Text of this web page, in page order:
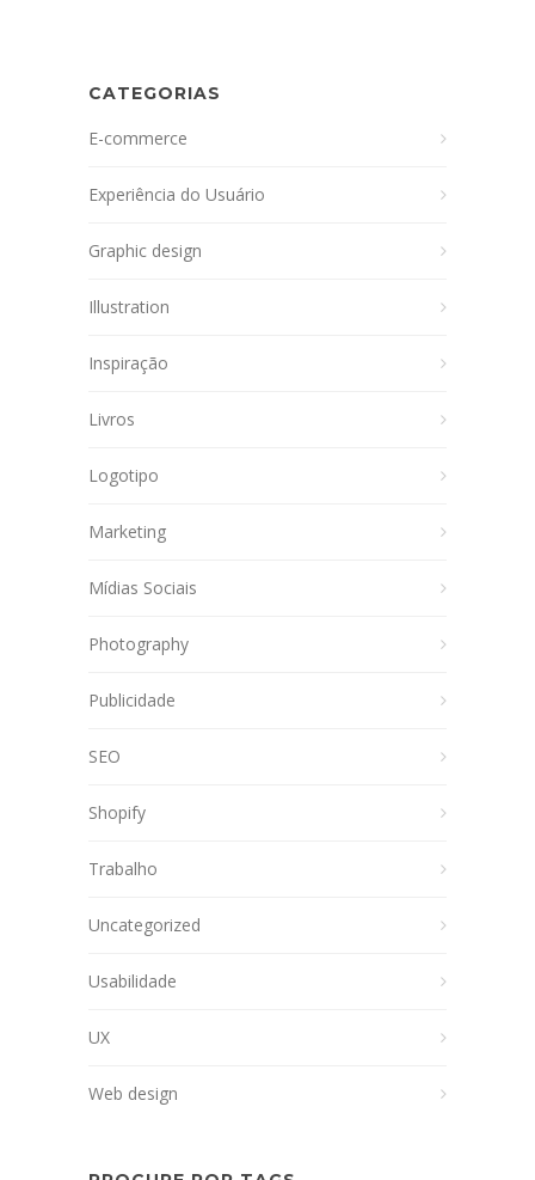
CATEGORIAS
E-commerce
Experiência do Usuário
Graphic design
Illustration
Inspiração
Livros
Logotipo
Marketing
Mídias Sociais
Photography
Publicidade
SEO
Shopify
Trabalho
Uncategorized
Usabilidade
UX
Web design